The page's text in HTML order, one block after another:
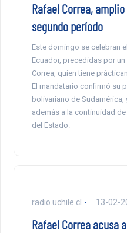
Rafael Correa,
segundo período
Este domingo se celebran
Ecuador, precedidas por
Correa, quien tiene
El mandatario confirmó su
bolivariano de
además a la continuidad
del Estado.
radio.uchile.cl 13-02-
Rafael Correa acusa